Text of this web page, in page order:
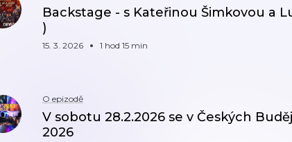
Backstage - s Kateřinou Šimkovou a
)
15. 3. 2026 1 hod 15 min
O epizodě
V sobotu 28.2.2026 se v Českých
2026